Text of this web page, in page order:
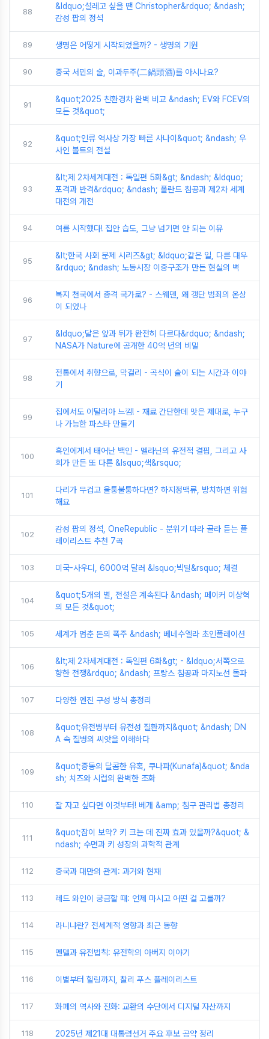
88
&ldquo;설레고 싶을 땐 Christopher&rdquo; &ndash;
감성 팝의 정석
89 생명은 어떻게 시작되었을까? - 생명의 기원
90 중국 서민의 술, 이과두주(二鍋頭酒)를 아시나요?
91
&quot;2025 친환경차 완벽 비교 &ndash; EV와 FCEV의
모든 것&quot;
92
&quot;인류 역사상 가장 빠른 사나이&quot; &ndash; 우
사인 볼트의 전설
93
&lt;제 2차세계대전 : 독일편 5화&gt; &ndash; &ldquo;
포격과 반격&rdquo; &ndash; 폴란드 침공과 제2차 세계
대전의 개전
94 여름 시작했다! 집안 습도, 그냥 넘기면 안 되는 이유
95
&lt;한국 사회 문제 시리즈&gt; &ldquo;같은 일, 다른 대우
&rdquo; &ndash; 노동시장 이중구조가 만든 현실의 벽
96
복지 천국에서 총격 국가로? - 스웨덴, 왜 갱단 범죄의 온상
이 되었나
97
&ldquo;달은 앞과 뒤가 완전히 다르다&rdquo; &ndash;
NASA가 Nature에 공개한 40억 년의 비밀
98
전통에서 취향으로, 막걸리 - 곡식이 술이 되는 시간과 이야
기
99
집에서도 이탈리아 느낌! - 재료 간단한데 맛은 제대로, 누구
나 가능한 파스타 만들기
100
흑인에게서 태어난 백인 - 멜라닌의 유전적 결핍, 그리고 사
회가 만든 또 다른 &lsquo;색&rsquo;
101
다리가 무겁고 울퉁불퉁하다면? 하지정맥류, 방치하면 위험
해요
102
감성 팝의 정석, OneRepublic - 분위기 따라 골라 듣는 플
레이리스트 추천 7곡
103 미국-사우디, 6000억 달러 &lsquo;빅딜&rsquo; 체결
104
&quot;5개의 별, 전설은 계속된다 &ndash; 페이커 이상혁
의 모든 것&quot;
105 세계가 멈춘 돈의 폭주 &ndash; 베네수엘라 초인플레이션
106
&lt;제 2차세계대전 : 독일편 6화&gt; - &ldquo;서쪽으로
향한 전쟁&rdquo; &ndash; 프랑스 침공과 마지노선 돌파
107 다양한 엔진 구성 방식 총정리
108
&quot;유전병부터 유전성 질환까지&quot; &ndash; DN
A 속 질병의 씨앗을 이해하다
109
&quot;중동의 달콤한 유혹, 쿠나파(Kunafa)&quot; &nda
sh; 치즈와 시럽의 완벽한 조화
110 잘 자고 싶다면 이것부터! 베개 &amp; 침구 관리법 총정리
111
&quot;잠이 보약? 키 크는 데 진짜 효과 있을까?&quot; &
ndash; 수면과 키 성장의 과학적 관계
112 중국과 대만의 관계: 과거와 현재
113 레드 와인이 궁금할 때: 언제 마시고 어떤 걸 고를까?
114 라니냐란? 전세계적 영향과 최근 동향
115 멘델과 유전법칙: 유전학의 아버지 이야기
116 이별부터 힐링까지, 찰리 푸스 플레이리스트
117 화폐의 역사와 진화: 교환의 수단에서 디지털 자산까지
118 2025년 제21대 대통령선거 주요 후보 공약 정리